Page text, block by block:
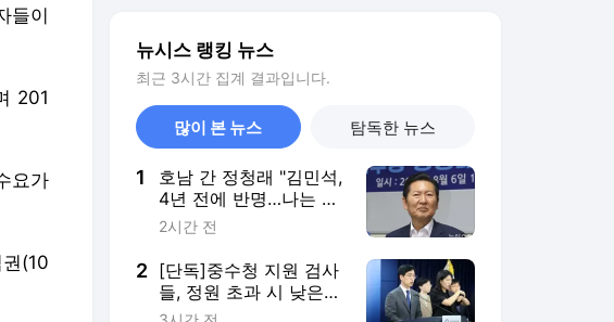
들이
201
요가
(10
뉴시스 랭킹 뉴스
최근 3시간 집계 결과입니다.
많이 본 뉴스 탐독한 뉴스
1
호남 간 정청래 "김민석,
4년 전에 반명…나는 노
무현 키즈"(종합)
2시간 전
2 [단독]중수청 지원 검사
들, 정원 초과 시 낮은
계급 임용…희망지 못